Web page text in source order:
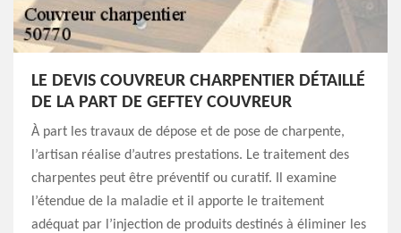
LE DEVIS COUVREUR CHARPENTIER DÉTAILLÉ
DE LA PART DE GEFTEY COUVREUR
À part les travaux de dépose et de pose de charpente,
l’artisan réalise d’autres prestations. Le traitement des
charpentes peut être préventif ou curatif. Il examine
l’étendue de la maladie et il apporte le traitement
adéquat par l’injection de produits destinés à éliminer les